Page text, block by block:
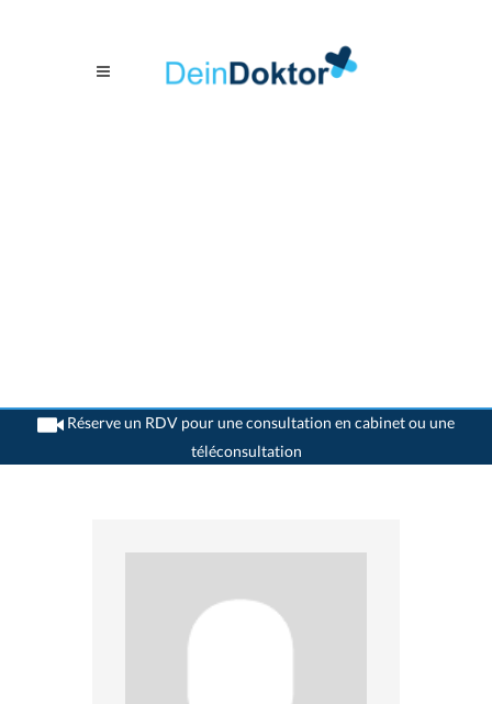
Réserve un RDV pour une consultation en cabinet ou une
téléconsultation
>Dentistes>Bern>Dr. Esad Jadadic>Rendez-vous avec Dr. Esad Jadadic